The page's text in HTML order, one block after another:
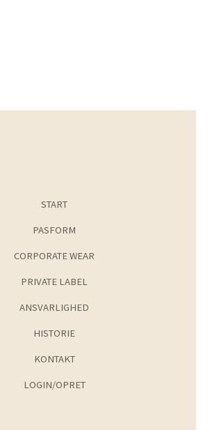
START
PASFORM
CORPORATE WEAR
PRIVATE LABEL
ANSVARLIGHED
HISTORIE
KONTAKT
LOGIN/OPRET